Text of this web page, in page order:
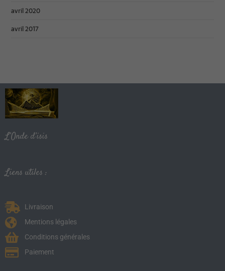
avril 2020
avril 2017
L’Onde d’isis
Liens utiles :
Livraison
Mentions légales
Conditions générales
Paiement